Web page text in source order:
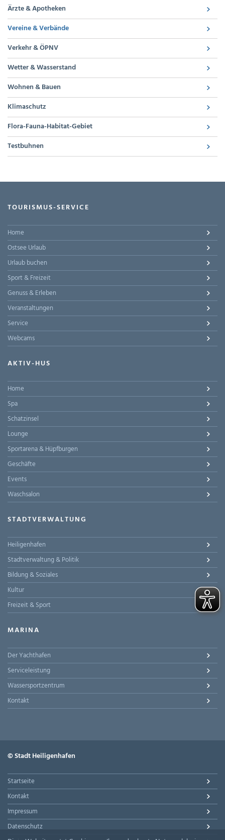
Ärzte & Apotheken
Vereine & Verbände
Verkehr & ÖPNV
Wetter & Wasserstand
Wohnen & Bauen
Klimaschutz
Flora-Fauna-Habitat-Gebiet
Testbuhnen
TOURISMUS-SERVICE
Home
Ostsee Urlaub
Urlaub buchen
Sport & Freizeit
Genuss & Erleben
Veranstaltungen
Service
Webcams
AKTIV-HUS
Home
Spa
Schatzinsel
Lounge
Sportarena & Hüpfburgen
Geschäfte
Events
Waschsalon
STADTVERWALTUNG
Heiligenhafen
Stadtverwaltung & Politik
Bildung & Soziales
Kultur
Freizeit & Sport
MARINA
Der Yachthafen
Serviceleistung
Wassersportzentrum
Kontakt
© Stadt Heiligenhafen
Startseite
Kontakt
Impressum
Datenschutz